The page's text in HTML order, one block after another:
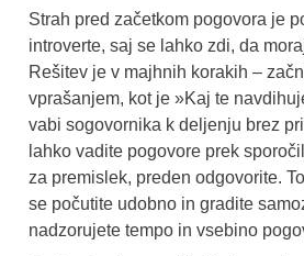
Strah pred začetkom pogovora je
introverte, saj se lahko zdi, da
Rešitev je v majhnih korakih –
vprašanjem, kot je »Kaj te
vabi sogovornika k deljenju brez
lahko vadite pogovore prek
za premislek, preden odgovorite.
se počutite udobno in gradite
nadzorujete tempo in vsebino